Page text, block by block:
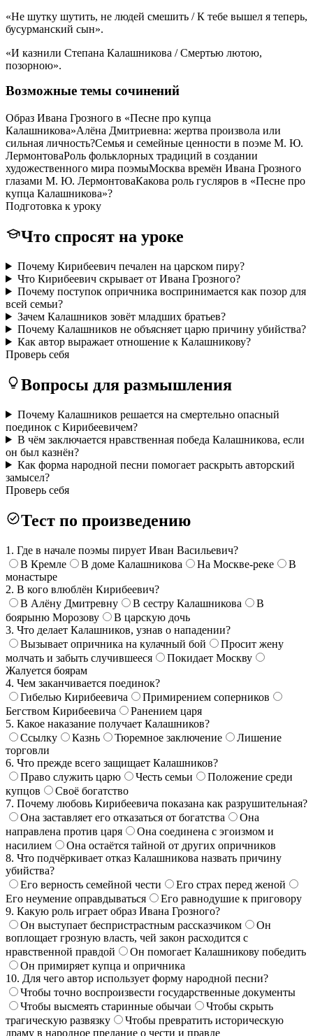
«Не шутку шутить, не людей смешить / К тебе вышел я теперь,
бусурманский сын».
«И казнили Степана Калашникова / Смертью лютою,
позорною».
Возможные темы сочинений
Образ Ивана Грозного в «Песне про купца
Калашникова»Алёна Дмитриевна: жертва произвола или
сильная личность?Семья и семейные ценности в поэме М. Ю.
ЛермонтоваРоль фольклорных традиций в создании
художественного мира поэмыМосква времён Ивана Грозного
глазами М. Ю. ЛермонтоваКакова роль гусляров в «Песне про
купца Калашникова»?
Подготовка к уроку
Что спросят на уроке
Почему Кирибеевич печален на царском пиру?
Что Кирибеевич скрывает от Ивана Грозного?
Почему поступок опричника воспринимается как позор для
всей семьи?
Зачем Калашников зовёт младших братьев?
Почему Калашников не объясняет царю причину убийства?
Как автор выражает отношение к Калашникову?
Проверь себя
Вопросы для размышления
Почему Калашников решается на смертельно опасный
поединок с Кирибеевичем?
В чём заключается нравственная победа Калашникова, если
он был казнён?
Как форма народной песни помогает раскрыть авторский
замысел?
Проверь себя
Тест по произведению
1. Где в начале поэмы пирует Иван Васильевич?
В Кремле
В доме Калашникова На Москве-реке
В
монастыре
2. В кого влюблён Кирибеевич?
В Алёну Дмитревну
В сестру Калашникова
В
боярыню Морозову
В царскую дочь
3. Что делает Калашников, узнав о нападении?
Вызывает опричника на кулачный бой
Просит жену
молчать и забыть случившееся
Покидает Москву
Жалуется боярам
4. Чем заканчивается поединок?
Гибелью Кирибеевича
Примирением соперников
Бегством Кирибеевича
Ранением царя
5. Какое наказание получает Калашников?
Ссылку
Казнь Тюремное заключение
Лишение
торговли
6. Что прежде всего защищает Калашников?
Право служить царю
Честь семьи
Положение среди
купцов
Своё богатство
7. Почему любовь Кирибеевича показана как разрушительная?
Она заставляет его отказаться от богатства
Она
направлена против царя
Она соединена с эгоизмом и
насилием
Она остаётся тайной от других опричников
8. Что подчёркивает отказ Калашникова назвать причину
убийства?
Его верность семейной чести
Его страх перед женой
Его неумение оправдываться
Его равнодушие к приговору
9. Какую роль играет образ Ивана Грозного?
Он выступает беспристрастным рассказчиком
Он
воплощает грозную власть, чей закон расходится с
нравственной правдой
Он помогает Калашникову победить
Он примиряет купца и опричника
10. Для чего автор использует форму народной песни?
Чтобы точно воспроизвести государственные документы
Чтобы высмеять старинные обычаи
Чтобы скрыть
трагическую развязку
Чтобы превратить историческую
драму в народное предание о чести и правде